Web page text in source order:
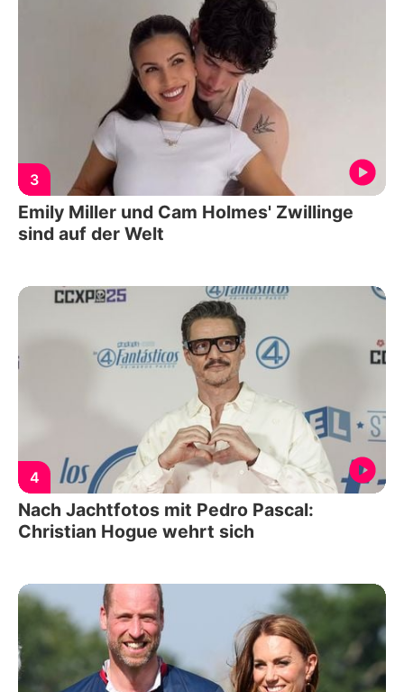
3
Emily Miller und Cam Holmes' Zwillinge
sind auf der Welt
4
Nach Jachtfotos mit Pedro Pascal:
Christian Hogue wehrt sich